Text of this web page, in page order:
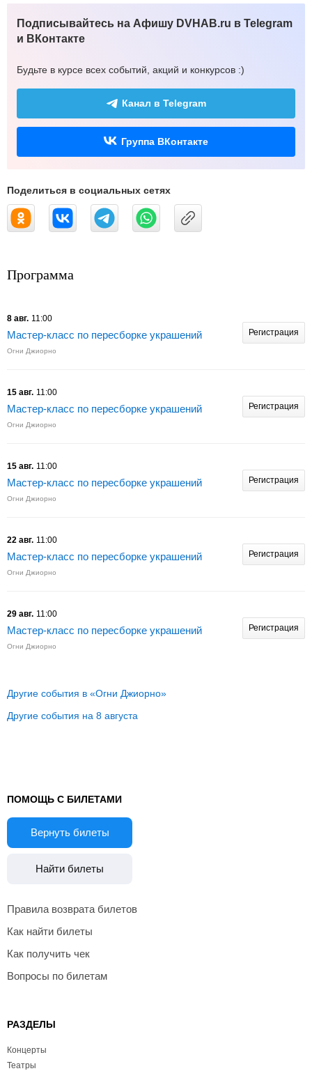
Подписывайтесь на Афишу DVHAB.ru в Telegram
и ВКонтакте
Будьте в курсе всех событий, акций и конкурсов :)
Канал в Telegram
Группа ВКонтакте
Поделиться в социальных сетях
Программа
8 авг. 11:00
Мастер-класс по пересборке украшений
Огни Джиорно
Регистрация
15 авг. 11:00
Мастер-класс по пересборке украшений
Огни Джиорно
Регистрация
15 авг. 11:00
Мастер-класс по пересборке украшений
Огни Джиорно
Регистрация
22 авг. 11:00
Мастер-класс по пересборке украшений
Огни Джиорно
Регистрация
29 авг. 11:00
Мастер-класс по пересборке украшений
Огни Джиорно
Регистрация
Другие события в «Огни Джиорно»
Другие события на 8 августа
ПОМОЩЬ С БИЛЕТАМИ
Вернуть билеты
Найти билеты
Правила возврата билетов
Как найти билеты
Как получить чек
Вопросы по билетам
РАЗДЕЛЫ
Концерты
Театры